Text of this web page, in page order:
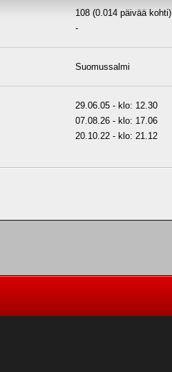
108 (0.014 päivää kohti)
-
Suomussalmi
29.06.05 - klo: 12.30
07.08.26 - klo: 17.06
20.10.22 - klo: 21.12